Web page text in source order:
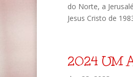
do Norte, a
Jesus Cristo de
2024 UM